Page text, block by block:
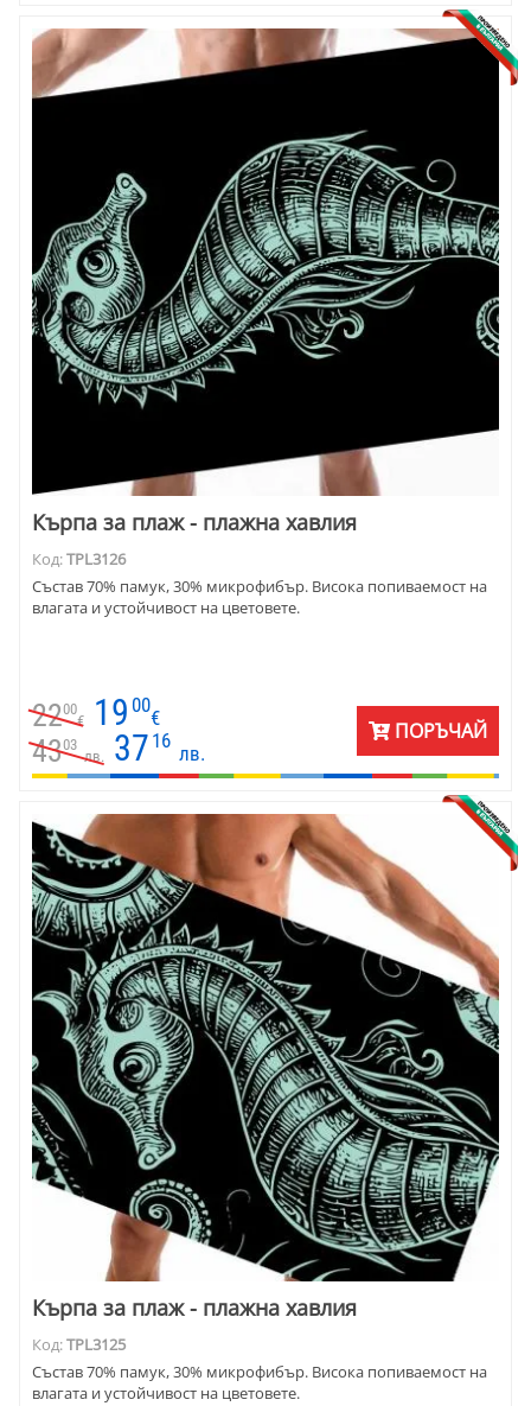
Кърпа за плаж - плажна хавлия
Код:TPL3126
Състав 70% памук, 30% микрофибър. Висока попиваемост на
влагата и устойчивост на цветовете.
2200
€ 19 00
€
4303
лв. 37 16
лв.
ПОРЪЧАЙ
Кърпа за плаж - плажна хавлия
Код:TPL3125
Състав 70% памук, 30% микрофибър. Висока попиваемост на
влагата и устойчивост на цветовете.